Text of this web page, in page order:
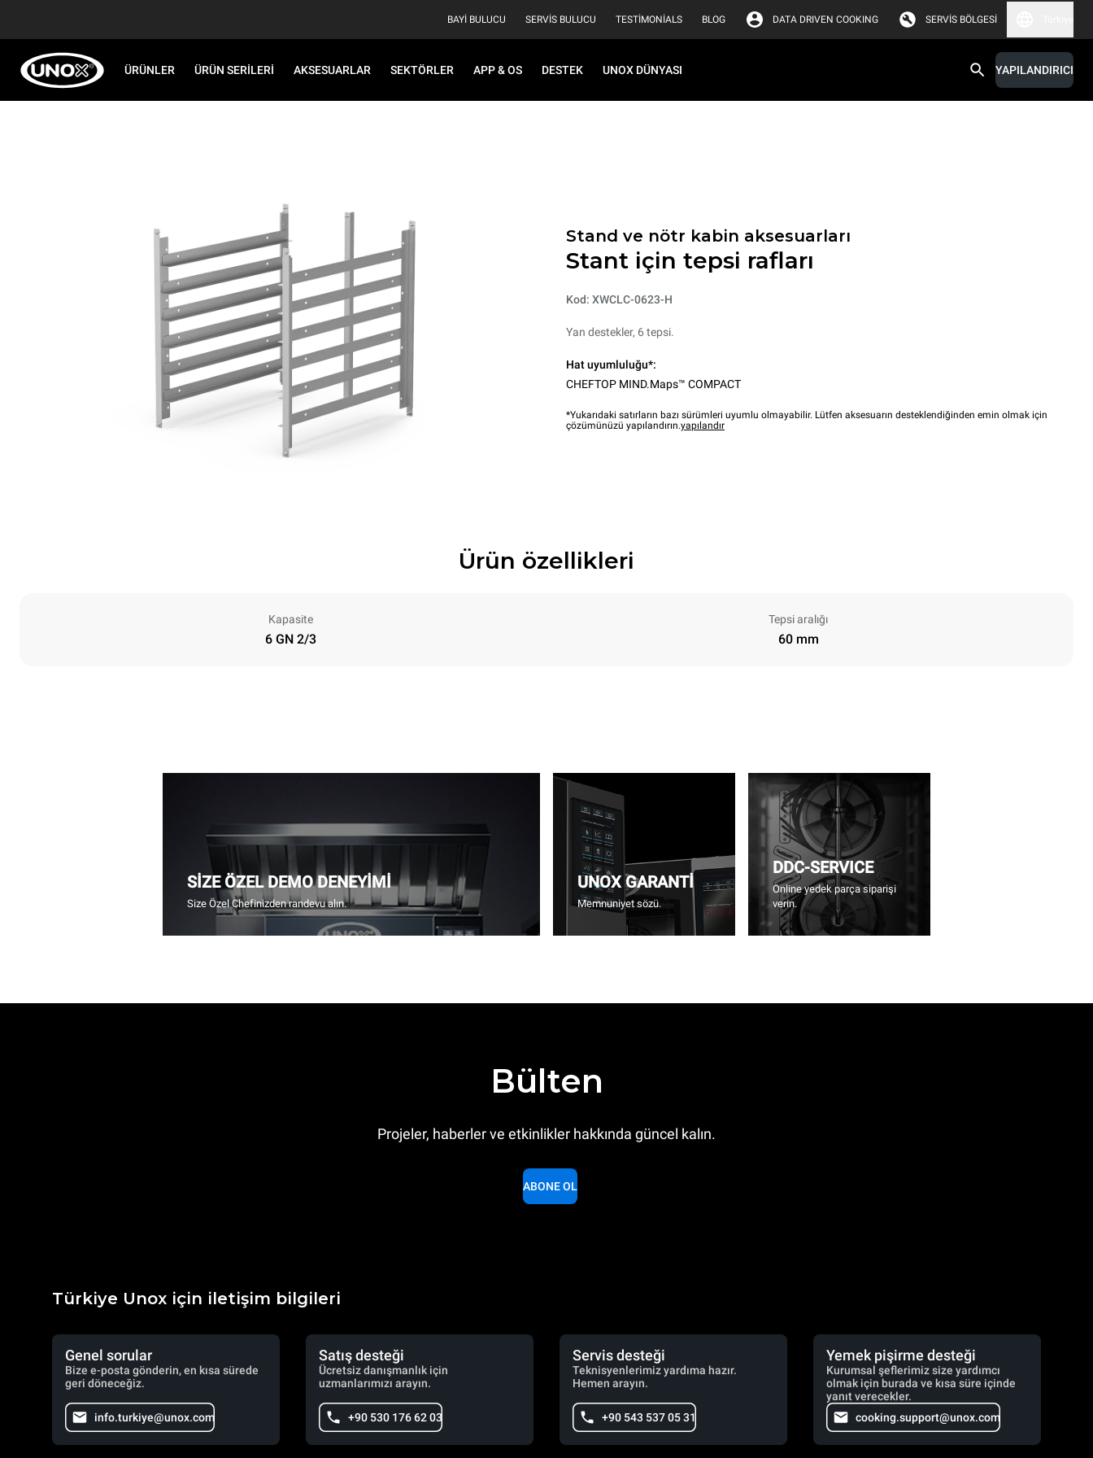
BAYI BULUCU SERVIS BULUCU TESTIMONIALS BLOG DATA DRIVEN COOKING SERVIS BÖLGESI
ÜRÜNLER ÜRÜN SERILERI AKSESUARLAR SEKTÖRLER APP & OS DESTEK UNOX DÜNYASI YAPILANDIRICI
Stand ve nötr kabin aksesuarları
Stant için tepsi rafları
Kod: XWCLC-0623-H
Yan destekler, 6 tepsi.
Hat uyumluluğu*:
CHEFTOP MIND.Maps™ COMPACT
*Yukarıdaki satırların bazı sürümleri uyumlu olmayabilir. Lütfen aksesuarın desteklendiğinden emin olmak için
çözümünüzü yapılandırın.yapılandır
Ürün özellikleri
Kapasite
6 GN 2/3
Tepsi aralığı
60 mm
SİZE ÖZEL DEMO DENEYİMİ
Size Özel Chefinizden randevu alın.
UNOX GARANTİ
Memnuniyet sözü.
DDC-SERVICE
Online yedek parça siparişi
verin.
Bülten
Projeler, haberler ve etkinlikler hakkında güncel kalın.
ABONE OL
Türkiye Unox için iletişim bilgileri
Genel sorular
Bize e-posta gönderin, en kısa sürede
geri döneceğiz.
info.turkiye@unox.com
Satış desteği
Ücretsiz danışmanlık için
uzmanlarımızı arayın.
+90 530 176 62 03
Servis desteği
Teknisyenlerimiz yardıma hazır.
Hemen arayın.
+90 543 537 05 31
Yemek pişirme desteği
Kurumsal şeflerimiz size yardımcı
olmak için burada ve kısa süre içinde
yanıt verecekler.
cooking.support@unox.com